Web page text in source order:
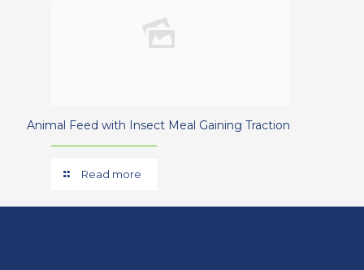
Animal Feed with Insect Meal Gaining Traction
Read more